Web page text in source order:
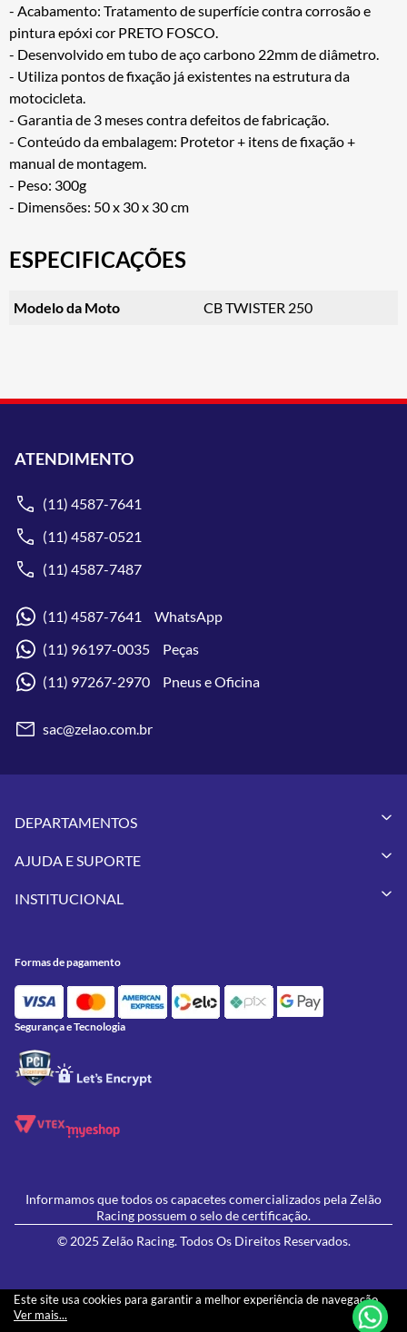
Este site usa cookies para garantir a melhor experiência de navegação.
Ver mais...
- Acabamento: Tratamento de superfície contra corrosão e
pintura epóxi cor PRETO FOSCO.
- Desenvolvido em tubo de aço carbono 22mm de diâmetro.
- Utiliza pontos de fixação já existentes na estrutura da
motocicleta.
- Garantia de 3 meses contra defeitos de fabricação.
- Conteúdo da embalagem: Protetor + itens de fixação +
manual de montagem.
- Peso: 300g
- Dimensões: 50 x 30 x 30 cm
ESPECIFICAÇÕES
Modelo da Moto CB TWISTER 250
ATENDIMENTO
(11) 4587-7641
(11) 4587-0521
(11) 4587-7487
(11) 4587-7641 WhatsApp
(11) 96197-0035 Peças
(11) 97267-2970 Pneus e Oficina
sac@zelao.com.br
DEPARTAMENTOS
Vestuários
Pneus
Utilidades
Feminino
Lançamentos
AJUDA E SUPORTE
Meus Pedidos
Política de Privacidade
Política de Campanhas e promoções
INSTITUCIONAL
Contato
Oficina/Serviços
Formas de pagamento
Segurança e Tecnologia
Informamos que todos os capacetes comercializados pela Zelão
Racing possuem o selo de certificação.
© 2025 Zelão Racing. Todos Os Direitos Reservados.